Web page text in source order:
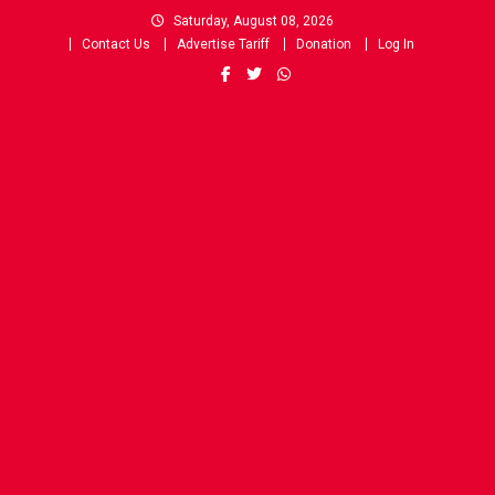
Saturday, August 08, 2026
Contact Us
Advertise Tariff Donation Log In